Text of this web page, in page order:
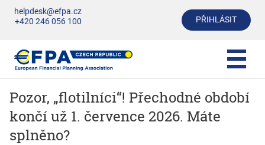
helpdesk@efpa.cz
+420 246 056 100
PŘIHLÁSIT
Pozor, „flotilníci“! Přechodné období
končí už 1. července 2026. Máte
splněno?